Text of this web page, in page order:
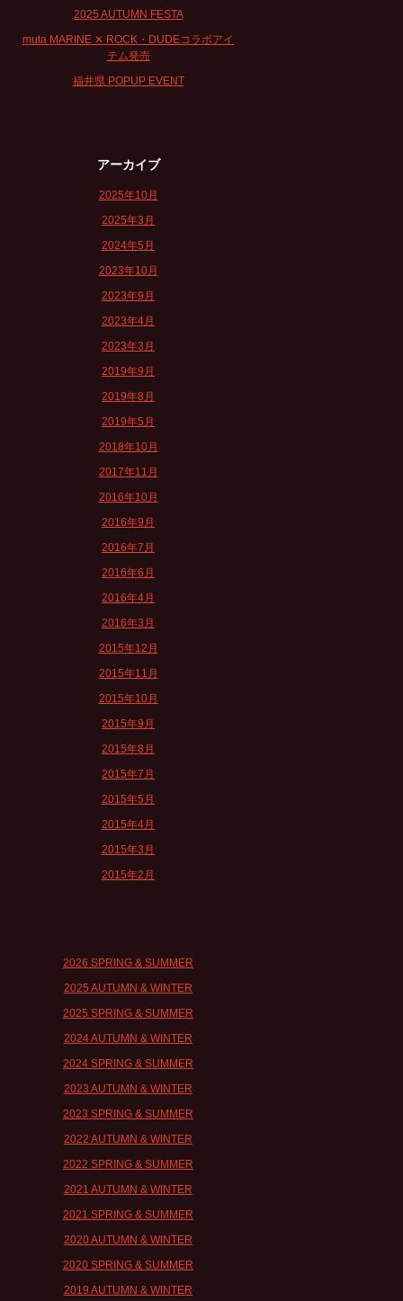
2025 AUTUMN FESTA
muta MARINE ✕ ROCK・DUDEコラボアイ
テム発売
福井県 POPUP EVENT
アーカイブ
2025年10月
2025年3月
2024年5月
2023年10月
2023年9月
2023年4月
2023年3月
2019年9月
2019年8月
2019年5月
2018年10月
2017年11月
2016年10月
2016年9月
2016年7月
2016年6月
2016年4月
2016年3月
2015年12月
2015年11月
2015年10月
2015年9月
2015年8月
2015年7月
2015年5月
2015年4月
2015年3月
2015年2月
2026 SPRING & SUMMER
2025 AUTUMN & WINTER
2025 SPRING & SUMMER
2024 AUTUMN & WINTER
2024 SPRING & SUMMER
2023 AUTUMN & WINTER
2023 SPRING & SUMMER
2022 AUTUMN & WINTER
2022 SPRING & SUMMER
2021 AUTUMN & WINTER
2021 SPRING & SUMMER
2020 AUTUMN & WINTER
2020 SPRING & SUMMER
2019 AUTUMN & WINTER